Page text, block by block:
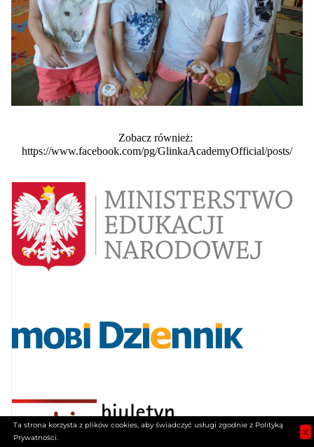
Zobacz również:
https://www.facebook.com/pg/GlinkaAcademyOfficial/posts/
Ta strona korzysta z plików cookies, aby świadczyć usługi zgodnie z Polityką
Prywatności.
x